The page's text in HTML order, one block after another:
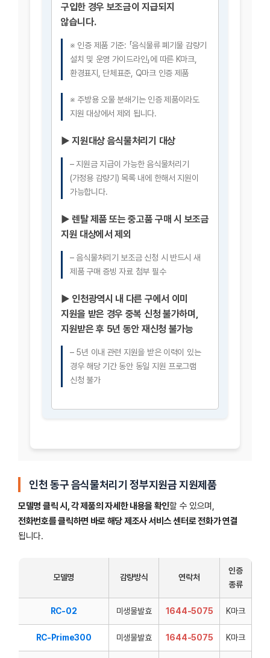
구입한 경우 보조금이 지급되지
않습니다.
※ 인증 제품 기준: 「음식물류 폐기물 감량기
설치 및 운영 가이드라인」에 따른 K마크,
환경표지, 단체표준, Q마크 인증 제품
※ 주방용 오물 분쇄기는 인증 제품이라도
지원 대상에서 제외 됩니다.
▶ 지원대상 음식물처리기 대상
– 지원금 지급이 가능한 음식물처리기
(가정용 감량기) 목록 내에 한해서 지원이
가능합니다.
▶ 렌탈 제품 또는 중고품 구매 시 보조금
지원 대상에서 제외
– 음식물처리기 보조금 신청 시 반드시 새
제품 구매 증빙 자료 첨부 필수
▶ 인천광역시 내 다른 구에서 이미
지원을 받은 경우 중복 신청 불가하며,
지원받은 후 5년 동안 재신청 불가능
– 5년 이내 관련 지원을 받은 이력이 있는
경우 해당 기간 동안 동일 지원 프로그램
신청 불가
인천 동구 음식물처리기 정부지원금 지원제품
모델명 클릭 시, 각 제품의 자세한 내용을 확인할 수 있으며,
전화번호를 클릭하면 바로 해당 제조사 서비스 센터로 전화가 연결
됩니다.
모델명 감량방식 연락처
인증
종류
RC-02 미생물발효 1644-5075 K마크
RC-Prime300 미생물발효 1644-5075 K마크